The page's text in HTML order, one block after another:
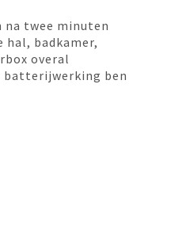
na twee minuten
hal, badkamer,
overal
batterijwerking ben